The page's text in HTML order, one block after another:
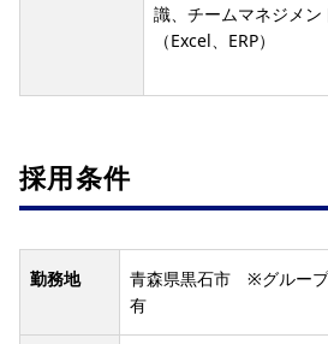
識、チームマネジメン
（Excel、ERP）
採用条件
勤務地
青森県黒石市 ※グルー
有